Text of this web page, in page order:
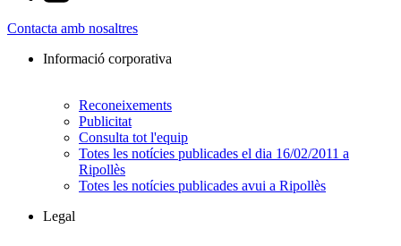
Contacta amb nosaltres
Informació corporativa
Reconeixements
Publicitat
Consulta tot l'equip
Totes les notícies publicades el dia 16/02/2011 a
Ripollès
Totes les notícies publicades avui a Ripollès
Legal